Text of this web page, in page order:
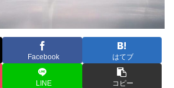
Facebook はてブ
LINE コピー